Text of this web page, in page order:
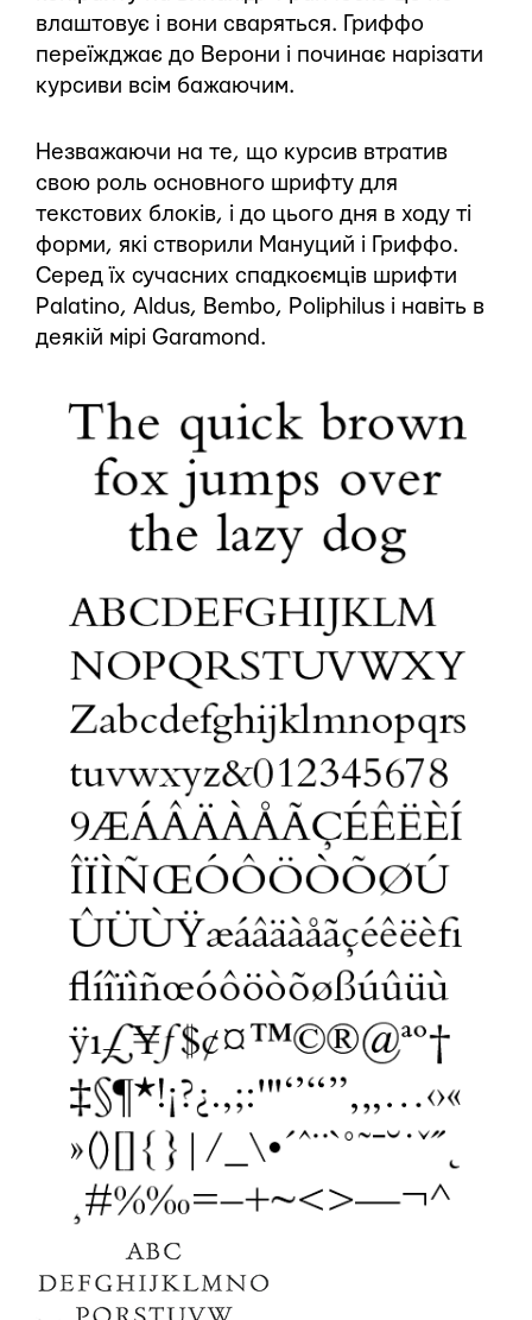
влаштовує і вони сваряться. Гриффо
переїжджає до Верони і починає нарізати
курсиви всім бажаючим.
Незважаючи на те, що курсив втратив
свою роль основного шрифту для
текстових блоків, і до цього дня в ходу ті
форми, які створили Мануций і Гриффо.
Серед їх сучасних спадкоємців шрифти
Palatinо, Aldus, Bembo, Poliphilus і навіть в
деякій мірі Garamond.